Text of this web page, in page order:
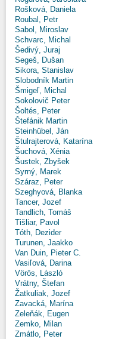
Rošková, Daniela
Roubal, Petr
Sabol, Miroslav
Schvarc, Michal
Šedivý, Juraj
Segeš, Dušan
Sikora, Stanislav
Slobodník Martin
Šmigeľ, Michal
Sokolovič Peter
Šoltés, Peter
Štefánik Martin
Steinhübel, Ján
Štulrajterová, Katarína
Šuchová, Xénia
Šustek, Zbyšek
Syrný, Marek
Száraz, Peter
Szeghyová, Blanka
Tancer, Jozef
Tandlich, Tomáš
Tišliar, Pavol
Tóth, Dezider
Turunen, Jaakko
Van Duin, Pieter C.
Vasiľová, Darina
Vörös, László
Vrátny, Štefan
Žatkuliak, Jozef
Zavacká, Marína
Zeleňák, Eugen
Zemko, Milan
Zmátlo, Peter